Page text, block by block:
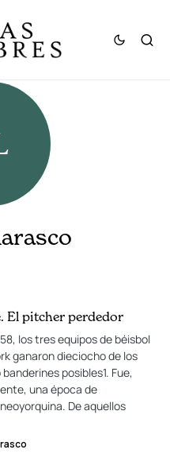
El pitcher perdedor
los tres equipos de béisbol
ganaron dieciocho de los
posibles1. Fue,
una época de
De aquellos